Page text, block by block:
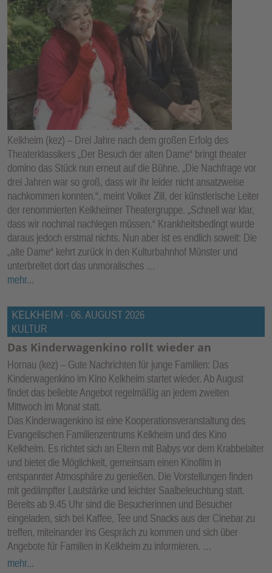
Kelkheim (kez) – Drei Jahre nach dem großen Erfolg des
Theaterklassikers „Der Besuch der alten Dame“ bringt theater
domino das Stück nun erneut auf die Bühne. „Die Nachfrage vor
drei Jahren war so groß, dass wir ihr leider nicht ansatzweise
nachkommen konnten.“, meint Volker Zill, der künstlerische Leiter
der renommierten Kelkheimer Theatergruppe. „Schnell war klar,
dass wir nochmal nachlegen müssen.“ Krankheitsbedingt wurde
daraus jedoch erstmal nichts. Nun aber ist es endlich soweit: Die
„alte Dame“ kehrt zurück in den Kulturbahnhof Münster und
unterbreitet dort das unmoralisches …
mehr...
KELKHEIM - 06. AUGUST 2026
KULTUR
Das Kinderwagenkino rollt wieder an
Hornau (kez) – Gute Nachrichten für junge Familien: Das
Kinderwagenkino im Kino Kelkheim startet wieder. Ab August
findet das beliebte Angebot regelmäßig an jedem zweiten
Mittwoch im Monat statt.
Das Kinderwagenkino ist eine Kooperationsveranstaltung des
Evangelischen Familienzentrums Kelkheim und des Kino
Kelkheim. Es richtet sich an Eltern mit Babys vor dem Krabbelalter
und bietet die Möglichkeit, gemeinsam einen Kinofilm in
entspannter Atmosphäre zu genießen. Die Vorstellungen finden
mit gedämpfter Lautstärke und leichter Saalbeleuchtung statt.
Bereits ab 9.45 Uhr sind die Besucherinnen und Besucher
eingeladen, sich bei Kaffee, Tee und Snacks aus der Cinebar zu
treffen, miteinander ins Gespräch zu kommen und sich über
Angebote für Familien in Kelkheim zu informieren. …
mehr...